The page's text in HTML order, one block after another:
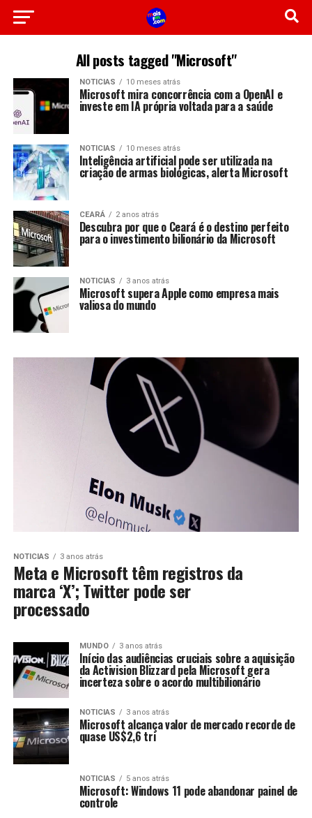
All posts tagged "Microsoft"
NOTICIAS 10 meses atrás
Microsoft mira concorrência com a OpenAI e
investe em IA própria voltada para a saúde
NOTICIAS 10 meses atrás
Inteligência artificial pode ser utilizada na
criação de armas biológicas, alerta Microsoft
CEARÁ 2 anos atrás
Descubra por que o Ceará é o destino perfeito
para o investimento bilionário da Microsoft
NOTICIAS 3 anos atrás
Microsoft supera Apple como empresa mais
valiosa do mundo
NOTICIAS 3 anos atrás
Meta e Microsoft têm registros da
marca ‘X’; Twitter pode ser
processado
MUNDO 3 anos atrás
Início das audiências cruciais sobre a aquisição
da Activision Blizzard pela Microsoft gera
incerteza sobre o acordo multibilionário
NOTICIAS 3 anos atrás
Microsoft alcança valor de mercado recorde de
quase US$2,6 tri
NOTICIAS 5 anos atrás
Microsoft: Windows 11 pode abandonar painel de
controle